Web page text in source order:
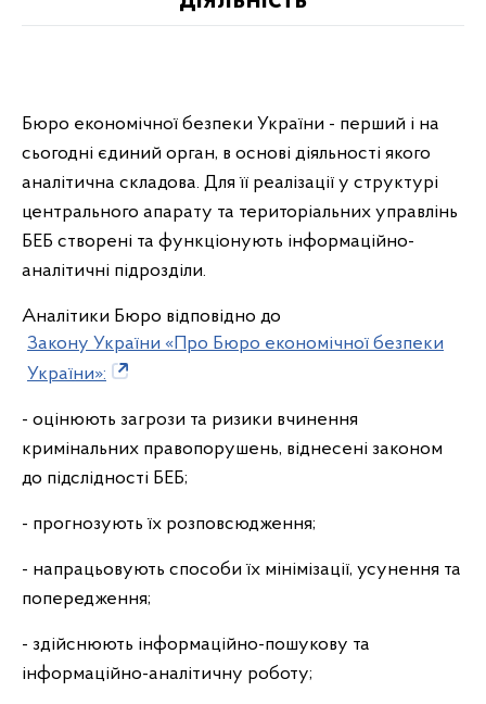
Бюро економічної безпеки України - перший і на
сьогодні єдиний орган, в основі діяльності якого
аналітична складова. Для її реалізації у структурі
центрального апарату та територіальних управлінь
БЕБ створені та функціонують інформаційно-
аналітичні підрозділи.
Аналітики Бюро відповідно до
Закону України «Про Бюро економічної безпеки
України»:
- оцінюють загрози та ризики вчинення
кримінальних правопорушень, віднесені законом
до підслідності БЕБ;
- прогнозують їх розповсюдження;
- напрацьовують способи їх мінімізації, усунення та
попередження;
- здійснюють інформаційно-пошукову та
інформаційно-аналітичну роботу;